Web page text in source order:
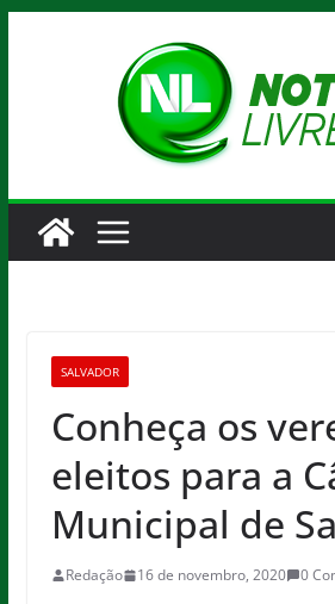
SALVADOR
Conheça os
eleitos para a
Municipal de
Redação 16 de novembro, 2020 0